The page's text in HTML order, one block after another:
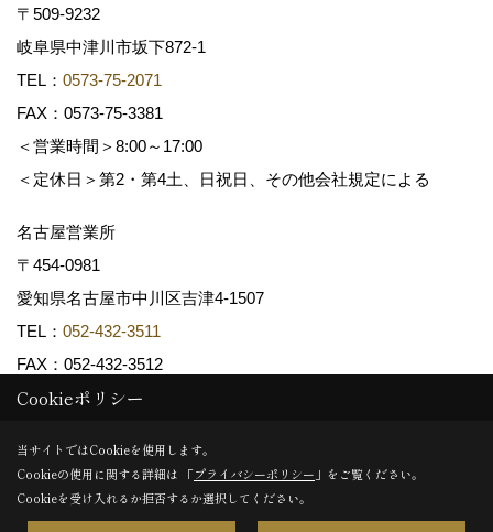
〒509-9232
岐阜県中津川市坂下872‐1
TEL： 0573-75-2071
FAX：0573-75-3381
＜営業時間＞8:00～17:00
＜定休日＞第2・第4土、日祝日、その他会社規定による
名古屋営業所
〒454-0981
愛知県名古屋市中川区吉津4-1507
TEL： 052-432-3511
FAX：052-432-3512
Copyright (c) 共和木材工業株式会社. All Rights Reserved.
Produced byゴデスクリエイト
Cookieポリシー
当サイトではCookieを使用します。
Cookieの使用に関する詳細は 「プライバシーポリシー 」をご覧ください。
Cookieを受け入れるか拒否するか選択してください。